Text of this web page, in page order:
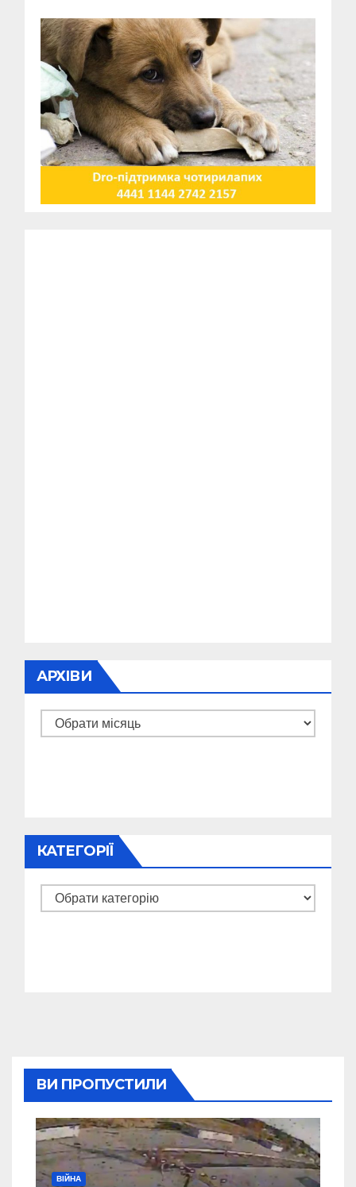
АРХІВИ
Архіви
КАТЕГОРІЇ
Категорії
ВИ ПРОПУСТИЛИ
ВІЙНА